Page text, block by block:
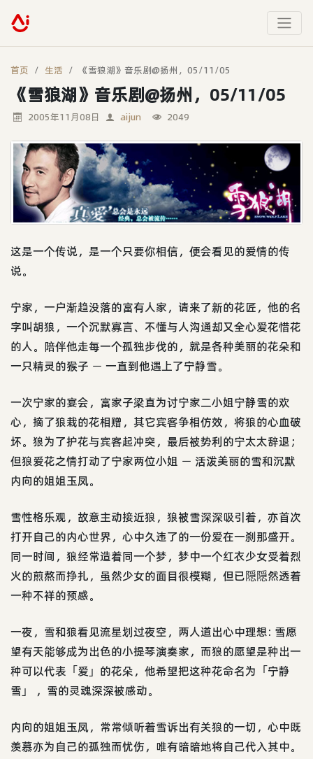
首页 生活 《雪狼湖》音乐剧@扬州，05/11/05
《雪狼湖》音乐剧@扬州，05/11/05
2005年11月08日 aijun 2049
这是一个传说，是一个只要你相信，便会看见的爱情的传
说。
宁家，一户渐趋没落的富有人家，请来了新的花匠，他的名
字叫胡狼，一个沉默寡言、不懂与人沟通却又全心爱花惜花
的人。陪伴他走每一个孤独步伐的，就是各种美丽的花朵和
一只精灵的猴子 － 一直到他遇上了宁静雪。
一次宁家的宴会，富家子梁直为讨宁家二小姐宁静雪的欢
心，摘了狼栽的花相赠，其它宾客争相仿效，将狼的心血破
坏。狼为了护花与宾客起冲突，最后被势利的宁太太辞退；
但狼爱花之情打动了宁家两位小姐 － 活泼美丽的雪和沉默
内向的姐姐玉凤。
雪性格乐观，故意主动接近狼，狼被雪深深吸引着，亦首次
打开自己的内心世界，心中久违了的一份爱在一刹那盛开。
同一时间，狼经常造着同一个梦，梦中一个红衣少女受着烈
火的煎熬而挣扎，虽然少女的面目很模糊，但已隠隠然透着
一种不祥的预感。
一夜，雪和狼看见流星划过夜空，两人道出心中理想: 雪愿
望有天能够成为出色的小提琴演奏家，而狼的愿望是种出一
种可以代表「爱」的花朵，他希望把这种花命名为「宁静
雪」 ，雪的灵魂深深被感动。
内向的姐姐玉凤，常常倾听着雪诉出有关狼的一切，心中既
羡慕亦为自己的孤独而忧伤，唯有暗暗地将自己代入其中。